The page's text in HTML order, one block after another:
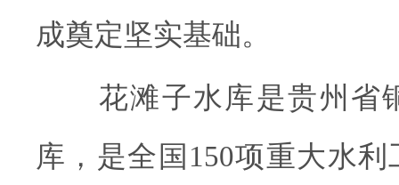
成奠定坚实基础。
花滩子水库是贵州省
库，是全国150项重大水